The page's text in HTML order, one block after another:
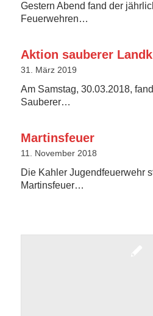
Gestern Abend fand der
Feuerwehren…
Aktion sauberer
31. März 2019
Am Samstag, 30.03.2018,
Sauberer…
Martinsfeuer
11. November 2018
Die Kahler Jugendfeuerwehr
Martinsfeuer…